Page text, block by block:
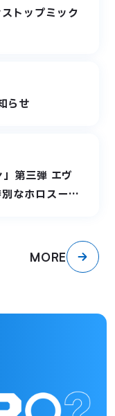
トップミック
らせ
三弾 エヴ
なホロスーツ
MORE